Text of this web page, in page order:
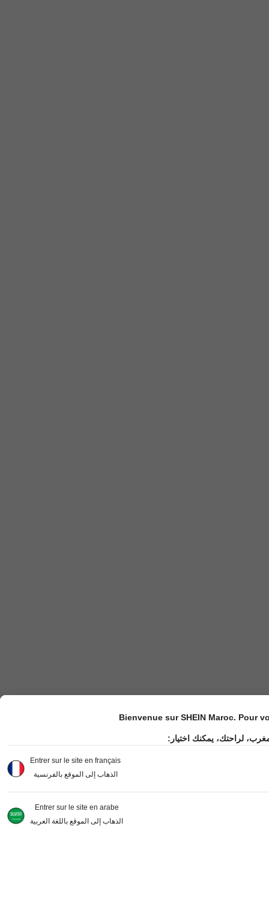
Bienvenue sur SHEIN Maroc. Pour
لراحتك، يمكنك اختيار:
Entrer sur le site en français
الذهاب إلى الموقع بالفرنسية
Entrer sur le site en arabe
الذهاب إلى الموقع باللغة العربية